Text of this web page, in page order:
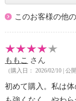
このお客様の他
ももこ さん
（購入日： 2026/02/10 | 公
初めて購入。私は